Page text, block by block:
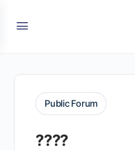
Public Forum
????